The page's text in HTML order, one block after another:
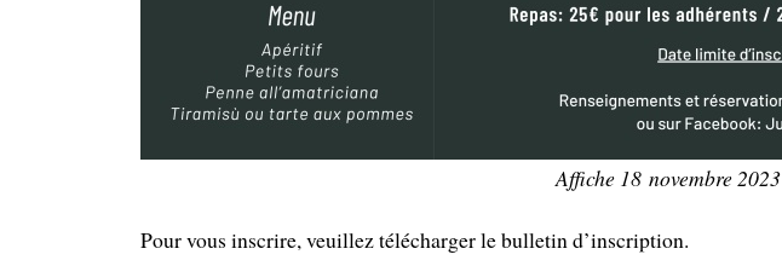
Affiche 18 novembre 2023
Pour vous inscrire, veuillez télécharger le bulletin d’inscription.